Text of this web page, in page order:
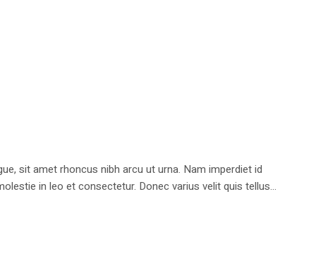
sit amet rhoncus nibh arcu ut urna. Nam imperdiet id
in leo et consectetur. Donec varius velit quis tellus...